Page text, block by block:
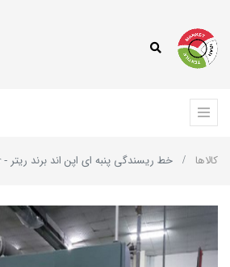
کالاها خط ریسندگی پنبه ای اپن اند برند ریتر - Rieter